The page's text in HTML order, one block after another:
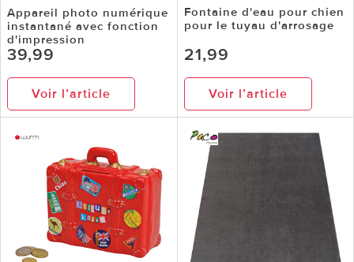
Appareil photo numérique
instantané avec fonction
d'impression
39,99
Voir l’article
Fontaine d'eau pour chien
pour le tuyau d'arrosage
21,99
Voir l’article